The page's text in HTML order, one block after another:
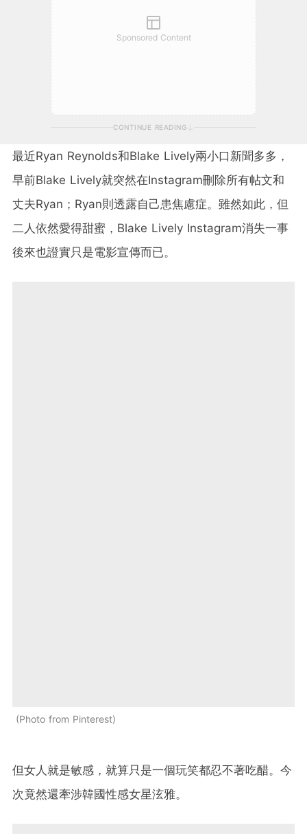
Sponsored Content
CONTINUE READING
最近Ryan Reynolds和Blake Lively兩小口新聞多多，
早前Blake Lively就突然在Instagram刪除所有帖文和
丈夫Ryan；Ryan則透露自己患焦慮症。雖然如此，但
二人依然愛得甜蜜，Blake Lively Instagram消失一事
後來也證實只是電影宣傳而已。
Photo from Pinterest
但女人就是敏感，就算只是一個玩笑都忍不著吃醋。今
次竟然還牽涉韓國性感女星泫雅。